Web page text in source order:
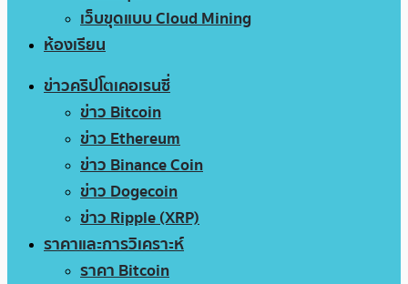
เว็บขุดแบบ Cloud Mining
ห้องเรียน
ข่าวคริปโตเคอเรนซี่
ข่าว Bitcoin
ข่าว Ethereum
ข่าว Binance Coin
ข่าว Dogecoin
ข่าว Ripple (XRP)
ราคาและการวิเคราะห์
ราคา Bitcoin